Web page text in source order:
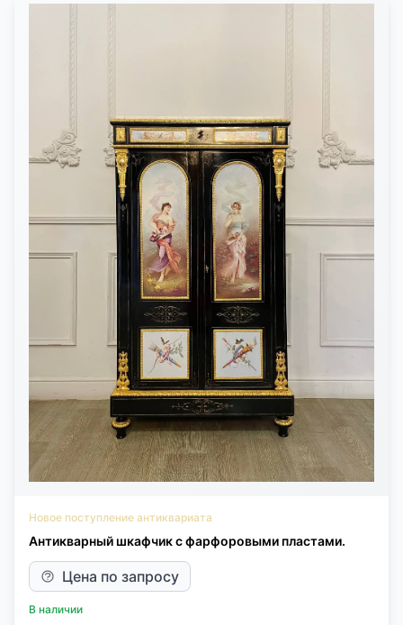
фарфоровые пласты с изображением играющих путти и
цветочной гирлянды, в которой узнаются розы, клематисы,
ромашки, незабудки и ветка шиповника. Выбор цветов,
составляющих живописную гирлянду, далеко не случаен.
Согласно особому "языку цветов", который cложился в
дворянской культуре XVIII-XIX столетий, каждый из них обладает
особым тайным смыслом, понятным избранному кругу
посвящённых. Так, розы ассоциировалась с романтической
любовью и ассоциировалась с нежными чувствами, шиповник
обозначал искреннюю преданность. Незабудка, ставшая одним
из самых популярных цветочных образов в литературе
сентиментализма, символизировала верность и привязанность
(например, в книге в книге «Язык цветов» русского поэта Д. П.
Ознобишина образ незабудки расшифровывается как «Пусть
мой образ навсегда обитает в твоем сердце»). Экзотические
клематисы, завезенные в Европу из Японии и Китая, на языке
цветочных иносказаний обозначали вдохновение и творческие
достижения, служили выражением восхищения и даже тайной
любви. Размер 111х56х183h см.Высота столешницы 83
см.Приобретен в начале XX века в Большом Парижском
магазине на Невском проспекте, 20 в Санкт-Петербурге.
Выдвижной ящик отмечен оригинальным клеймом магазина.
Редкий предмет музейного уровня. Представляет культурную и
историческую ценность.
Новое поступление антиквариата
Антикварный шкафчик с фарфоровыми пластами.
Цена по запросу
В наличии